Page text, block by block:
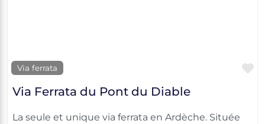
Via ferrata
Via Ferrata du Pont du Diable
La seule et unique via ferrata en Ardèche. Située